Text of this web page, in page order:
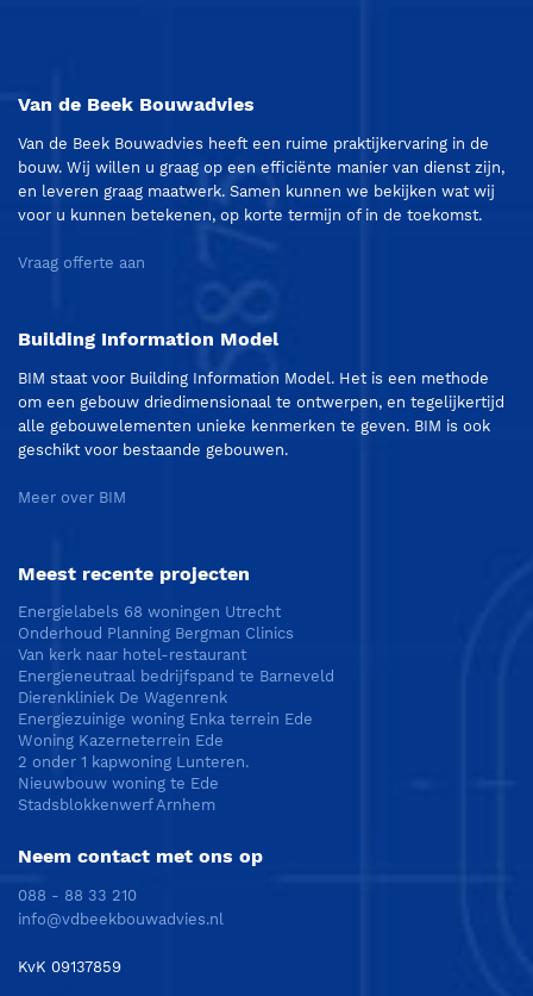
Van de Beek Bouwadvies
Van de Beek Bouwadvies heeft een ruime praktijkervaring in de
bouw. Wij willen u graag op een efficiënte manier van dienst zijn,
en leveren graag maatwerk. Samen kunnen we bekijken wat wij
voor u kunnen betekenen, op korte termijn of in de toekomst.
Vraag offerte aan
Building Information Model
BIM staat voor Building Information Model. Het is een methode
om een gebouw driedimensionaal te ontwerpen, en tegelijkertijd
alle gebouwelementen unieke kenmerken te geven. BIM is ook
geschikt voor bestaande gebouwen.
Meer over BIM
Meest recente projecten
Energielabels 68 woningen Utrecht
Onderhoud Planning Bergman Clinics
Van kerk naar hotel-restaurant
Energieneutraal bedrijfspand te Barneveld
Dierenkliniek De Wagenrenk
Energiezuinige woning Enka terrein Ede
Woning Kazerneterrein Ede
2 onder 1 kapwoning Lunteren.
Nieuwbouw woning te Ede
Stadsblokkenwerf Arnhem
Neem contact met ons op
088 - 88 33 210
info@vdbeekbouwadvies.nl
KvK 09137859